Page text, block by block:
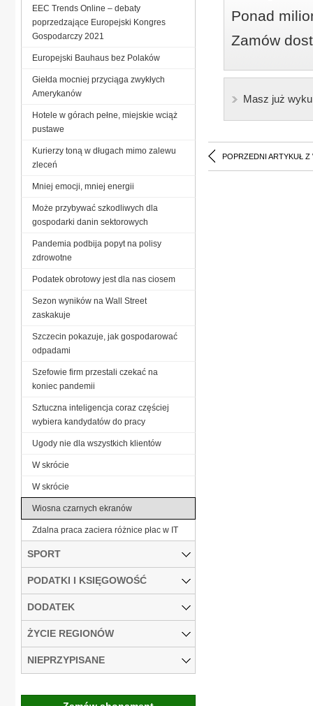
Ponad
Zamów
Masz już
POPRZEDNI ARTYKUŁ Z
EEC Trends Online – debaty
poprzedzające Europejski Kongres
Gospodarczy 2021
Europejski Bauhaus bez Polaków
Giełda mocniej przyciąga zwykłych
Amerykanów
Hotele w górach pełne, miejskie wciąż
pustawe
Kurierzy toną w długach mimo zalewu
zleceń
Mniej emocji, mniej energii
Może przybywać szkodliwych dla
gospodarki danin sektorowych
Pandemia podbija popyt na polisy
zdrowotne
Podatek obrotowy jest dla nas ciosem
Sezon wyników na Wall Street
zaskakuje
Szczecin pokazuje, jak gospodarować
odpadami
Szefowie firm przestali czekać na
koniec pandemii
Sztuczna inteligencja coraz częściej
wybiera kandydatów do pracy
Ugody nie dla wszystkich klientów
W skrócie
W skrócie
Wiosna czarnych ekranów
Zdalna praca zaciera różnice płac w IT
SPORT
PODATKI I KSIĘGOWOŚĆ
DODATEK
ŻYCIE REGIONÓW
NIEPRZYPISANE